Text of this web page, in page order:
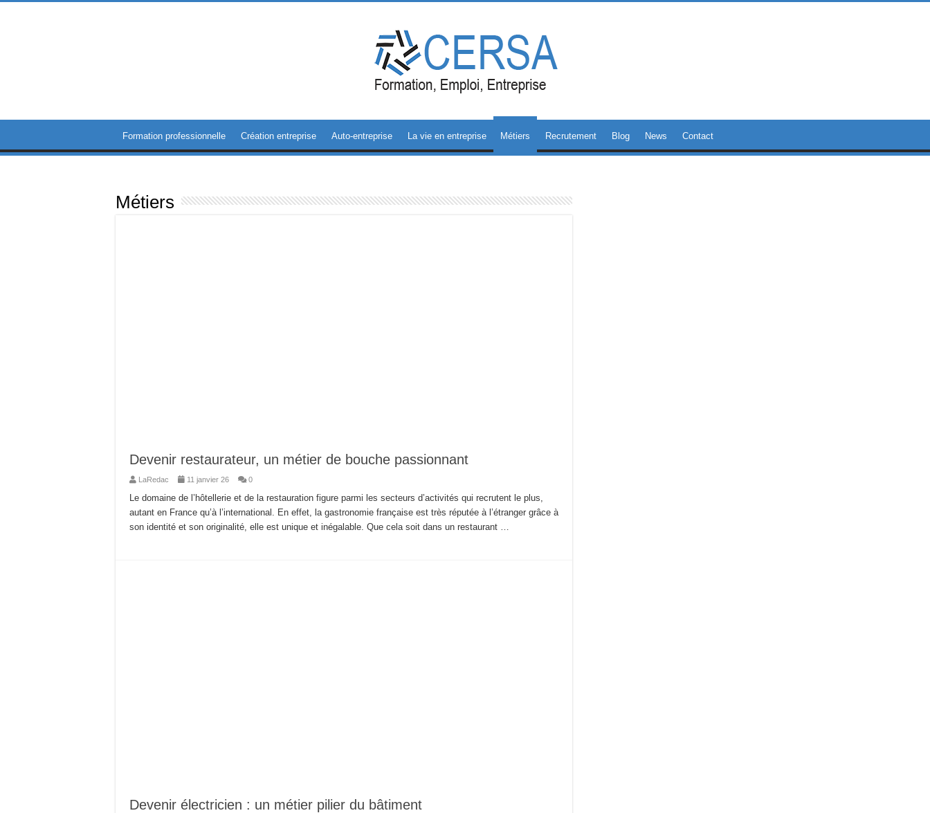
Formation professionnelle Création entreprise Auto-entreprise La vie en entreprise Métiers Recrutement Blog News Contact
Métiers
Devenir restaurateur, un métier de bouche passionnant
LaRedac 11 janvier 26 0
Le domaine de l’hôtellerie et de la restauration figure parmi les secteurs d’activités qui recrutent le plus,
autant en France qu’à l’international. En effet, la gastronomie française est très réputée à l’étranger grâce à
son identité et son originalité, elle est unique et inégalable. Que cela soit dans un restaurant …
Devenir électricien : un métier pilier du bâtiment